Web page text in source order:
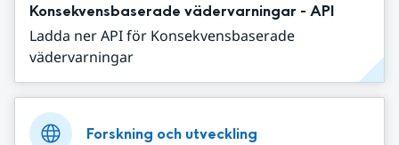
Konsekvensbaserade vädervarningar - API
Ladda ner API för Konsekvensbaserade
vädervarningar
Forskning och utveckling